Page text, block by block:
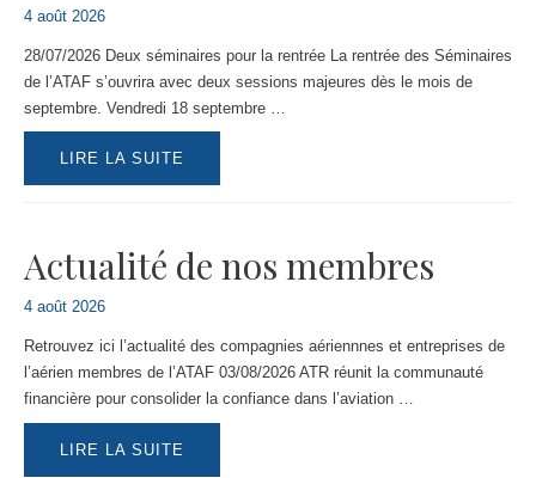
4 août 2026
28/07/2026 Deux séminaires pour la rentrée La rentrée des Séminaires
de l’ATAF s’ouvrira avec deux sessions majeures dès le mois de
septembre. Vendredi 18 septembre …
ACTUALITÉS
ATAF
LIRE LA SUITE
Actualité de nos membres
4 août 2026
Retrouvez ici l’actualité des compagnies aériennnes et entreprises de
l’aérien membres de l’ATAF 03/08/2026 ATR réunit la communauté
financière pour consolider la confiance dans l’aviation …
ACTUALITÉ
DE
LIRE LA SUITE